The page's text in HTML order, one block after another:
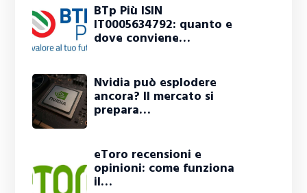
BTp Più ISIN
IT0005634792: quanto e
dove conviene…
Nvidia può esplodere
ancora? Il mercato si
prepara…
eToro recensioni e
opinioni: come funziona
il…